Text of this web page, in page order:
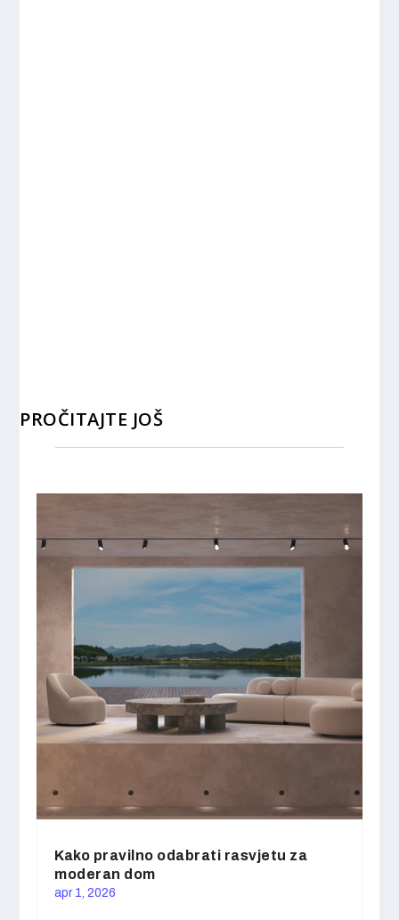
PROČITAJTE JOŠ
Kako pravilno odabrati rasvjetu za
moderan dom
apr 1, 2026